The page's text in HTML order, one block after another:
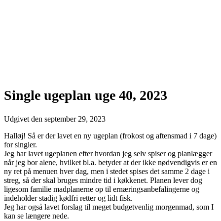
Single ugeplan uge 40, 2023
Udgivet den september 29, 2023
Halløj! Så er der lavet en ny ugeplan (frokost og aftensmad i 7 dage)
for singler.
Jeg har lavet ugeplanen efter hvordan jeg selv spiser og planlægger
når jeg bor alene, hvilket bl.a. betyder at der ikke nødvendigvis er en
ny ret på menuen hver dag, men i stedet spises det samme 2 dage i
streg, så der skal bruges mindre tid i køkkenet. Planen lever dog
ligesom familie madplanerne op til ernæringsanbefalingerne og
indeholder stadig kødfri retter og lidt fisk.
Jeg har også lavet forslag til meget budgetvenlig morgenmad, som I
kan se længere nede.